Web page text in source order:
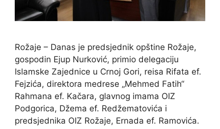
Rožaje – Danas je predsjednik opštine Rožaje,
gospodin Ejup Nurković, primio delegaciju
Islamske Zajednice u Crnoj Gori, reisa Rifata ef.
Fejzića, direktora medrese „Mehmed Fatih“
Rahmana ef. Kačara, glavnog imama OIZ
Podgorica, Džema ef. Redžematovića i
predsjednika OIZ Rožaje, Ernada ef. Ramovića.